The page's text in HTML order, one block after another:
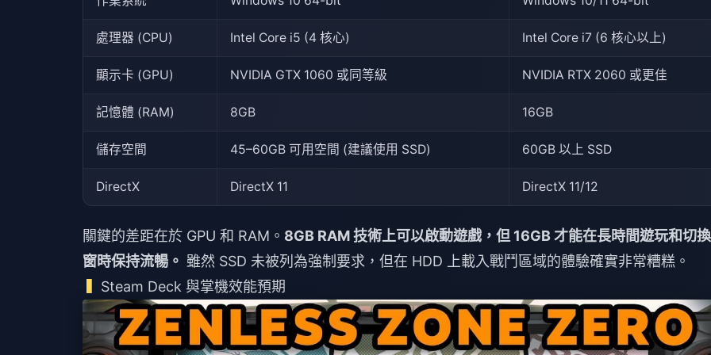
處理器 (CPU) Intel Core i5 (4 核心) Intel Core i7 (6 核心以上)
顯示卡 (GPU) NVIDIA GTX 1060 或同等級 NVIDIA RTX 2060 或更佳
記憶體 (RAM) 8GB 16GB
儲存空間 45–60GB 可用空間 (建議使用 SSD) 60GB 以上 SSD
DirectX DirectX 11 DirectX 11/12
關鍵的差距在於 GPU 和 RAM。 8GB RAM 技術上可以啟動遊戲，但 16GB 才能在長時間遊玩和切
窗時保持流暢。 雖然 SSD 未被列為強制要求，但在 HDD 上載入戰鬥區域的體驗確實非常糟糕。
Steam Deck 與掌機效能預期